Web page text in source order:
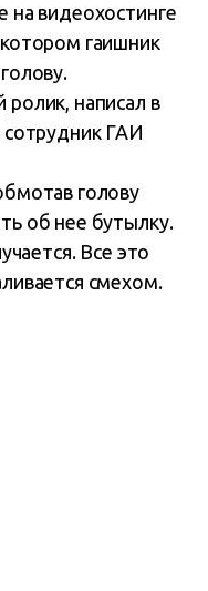
на видеохостинге
гаишник
написал в
ГАИ
голову
об нее бутылку.
Все это
смехом.